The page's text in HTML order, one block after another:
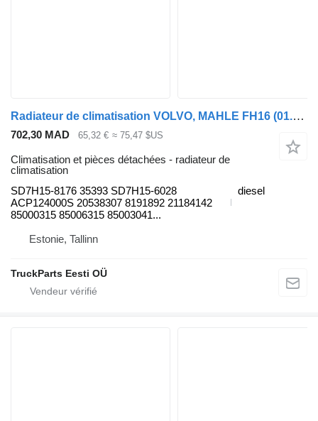
Radiateur de climatisation VOLVO, MAHLE FH16 (01.93-) SD7H15-8176 pour tracteur routier Volvo FH12, FH16, NH12, FH, VNL780 (1993-2014)
702,30 MAD 65,32 € ≈ 75,47 $US
Climatisation et pièces détachées - radiateur de
climatisation
SD7H15-8176 35393 SD7H15-6028
ACP124000S 20538307 8191892 21184142
85000315 85006315 85003041...
diesel
Estonie, Tallinn
TruckParts Eesti OÜ